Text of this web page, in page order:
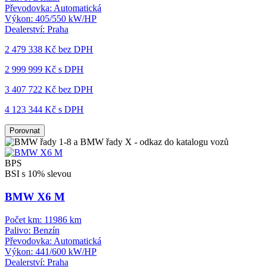
Převodovka: Automatická
Výkon: 405/550 kW/HP
Dealerství: Praha
2 479 338 Kč bez DPH
2 999 999 Kč s DPH
3 407 722 Kč bez DPH
4 123 344 Kč s DPH
Porovnat
BPS
BSI s 10% slevou
BMW X6 M
Počet km: 11986 km
Palivo: Benzín
Převodovka: Automatická
Výkon: 441/600 kW/HP
Dealerství: Praha